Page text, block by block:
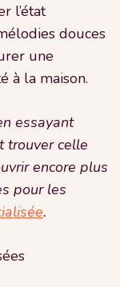
l’état
douces
une
à la maison.
essayant
trouver celle
encore plus
pour les
.